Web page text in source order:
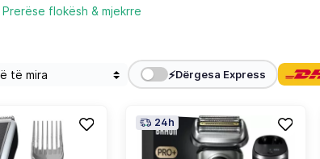
Prerëse flokësh & mjekrre
⚡Dërgesa Express
24h